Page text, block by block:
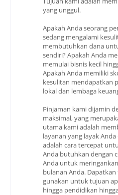
yang unggul.
Apakah Anda seorang
sedang mengalami
membutuhkan dana
sendiri? Apakah Anda
memulai bisnis kecil
Apakah Anda memiliki
kesulitan mendapatkan
lokal dan lembaga
Pinjaman kami dijamin
maksimal, yang
utama kami adalah
layanan yang layak
adalah cara tercepat
Anda butuhkan dengan
Anda untuk
bulanan Anda.
gunakan untuk tujuan
hingga pendidikan